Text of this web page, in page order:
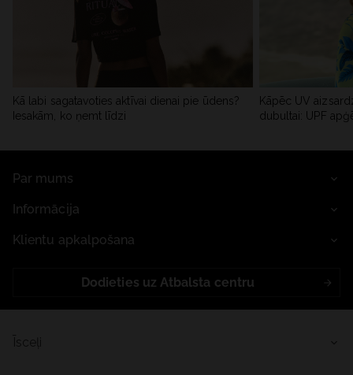
Kā labi sagatavoties aktīvai dienai pie ūdens?
Iesakām, ko ņemt līdzi
Kāpēc UV
dubultai: UPF
Par mums
Informācija
Klientu apkalpošana
Dodieties uz Atbalsta centru